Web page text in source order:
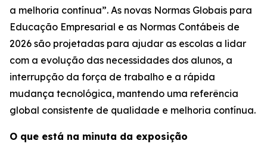
a melhoria contínua”. As novas Normas Globais para
Educação Empresarial e as Normas Contábeis de
2026 são projetadas para ajudar as escolas a lidar
com a evolução das necessidades dos alunos, a
interrupção da força de trabalho e a rápida
mudança tecnológica, mantendo uma referência
global consistente de qualidade e melhoria contínua.
O que está na minuta da exposição